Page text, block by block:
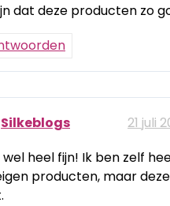
dat deze producten zo
Silkeblogs
21 juli
wel heel fijn! Ik ben zelf
producten, maar